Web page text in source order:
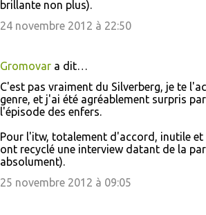
brillante non plus).
24 novembre 2012 à 22:50
Gromovara dit…
C'est pas vraiment du Silverberg, je te
genre, et j'ai été agréablement surpris
l'épisode des enfers.
Pour l'itw, totalement d'accord, inutile et
ont recyclé une interview datant de la
absolument).
25 novembre 2012 à 09:05